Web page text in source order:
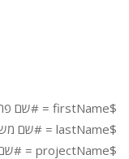
$firstName = #שם פרטי#;
$lastName = #שם משפחה#;
$projectName = #שם פרוייקט#;